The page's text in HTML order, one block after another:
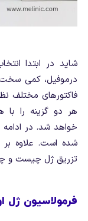
شاید در ابتدا
درموفیل، کمی سخت
فاکتورهای مختلف
هر دو گزینه را
خواهد شد. در
شده است. علاوه بر
تزریق ژل چیست و چه
فرمولاسیون ژل